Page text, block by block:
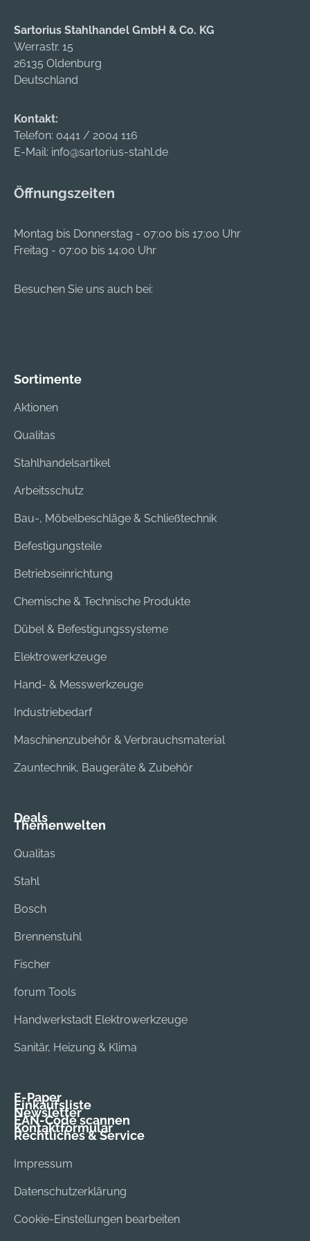
Sartorius Stahlhandel GmbH & Co. KG
Werrastr. 15
26135 Oldenburg
Deutschland
Kontakt:
Telefon: 0441 / 2004 116
E-Mail: info@sartorius-stahl.de
Öffnungszeiten
Montag bis Donnerstag - 07:00 bis 17:00 Uhr
Freitag - 07:00 bis 14:00 Uhr
Besuchen Sie uns auch bei:
Sortimente
Aktionen
Qualitas
Stahlhandelsartikel
Arbeitsschutz
Bau-, Möbelbeschläge & Schließtechnik
Befestigungsteile
Betriebseinrichtung
Chemische & Technische Produkte
Dübel & Befestigungssysteme
Elektrowerkzeuge
Hand- & Messwerkzeuge
Industriebedarf
Maschinenzubehör & Verbrauchsmaterial
Zauntechnik, Baugeräte & Zubehör
Deals
Themenwelten
Qualitas
Stahl
Bosch
Brennenstuhl
Fischer
forum Tools
Handwerkstadt Elektrowerkzeuge
Sanitär, Heizung & Klima
E-Paper
Einkaufsliste
Newsletter
EAN-Code scannen
Kontaktformular
Rechtliches & Service
Impressum
Datenschutzerklärung
Cookie-Einstellungen bearbeiten